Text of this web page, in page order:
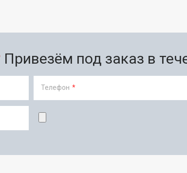
Привезём под заказ в
Телефон *